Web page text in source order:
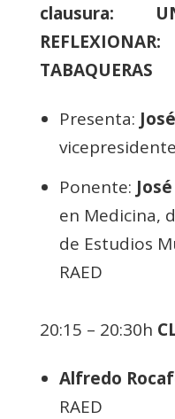
clausura:
TABAQUERAS
Presenta:
vicepresidente
Ponente:
en Medicina,
de Estudios
RAED
20:15 – 20:30h
Alfredo
RAED